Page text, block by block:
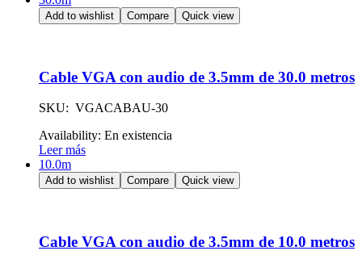
Add to wishlist Compare Quick view
Cable VGA con audio de 3.5mm de 30.0 metros
SKU: VGACABAU-30
Availability: En existencia
Leer más
10.0m
Add to wishlist Compare Quick view
Cable VGA con audio de 3.5mm de 10.0 metros